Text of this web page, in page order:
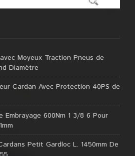
Moyeux Traction Pneus de
Diamètre
Cardan Avec Protection 40PS de
Embrayage 600Nm 1 3/8 6 Pour
Petit Gardloc L. 1450mm De